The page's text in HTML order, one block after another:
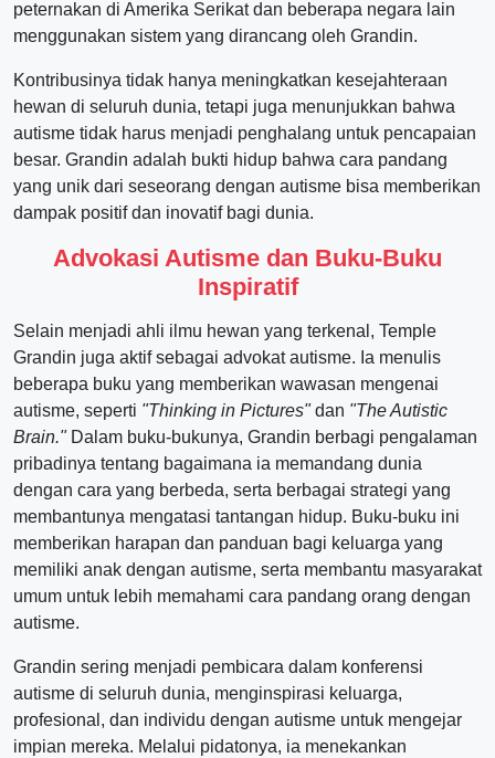
peternakan di Amerika Serikat dan beberapa negara lain
menggunakan sistem yang dirancang oleh Grandin.
Kontribusinya tidak hanya meningkatkan kesejahteraan
hewan di seluruh dunia, tetapi juga menunjukkan bahwa
autisme tidak harus menjadi penghalang untuk pencapaian
besar. Grandin adalah bukti hidup bahwa cara pandang
yang unik dari seseorang dengan autisme bisa memberikan
dampak positif dan inovatif bagi dunia.
Advokasi Autisme dan Buku-Buku
Inspiratif
Selain menjadi ahli ilmu hewan yang terkenal, Temple
Grandin juga aktif sebagai advokat autisme. Ia menulis
beberapa buku yang memberikan wawasan mengenai
autisme, seperti "Thinking in Pictures"dan "The Autistic
Brain."Dalam buku-bukunya, Grandin berbagi pengalaman
pribadinya tentang bagaimana ia memandang dunia
dengan cara yang berbeda, serta berbagai strategi yang
membantunya mengatasi tantangan hidup. Buku-buku ini
memberikan harapan dan panduan bagi keluarga yang
memiliki anak dengan autisme, serta membantu masyarakat
umum untuk lebih memahami cara pandang orang dengan
autisme.
Grandin sering menjadi pembicara dalam konferensi
autisme di seluruh dunia, menginspirasi keluarga,
profesional, dan individu dengan autisme untuk mengejar
impian mereka. Melalui pidatonya, ia menekankan